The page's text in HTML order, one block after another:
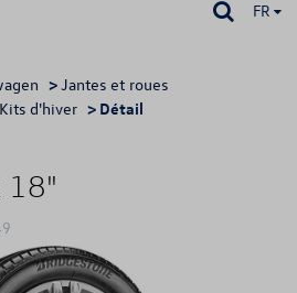
FR
>Jantes et roues
Kits d'hiver > Détail
18"